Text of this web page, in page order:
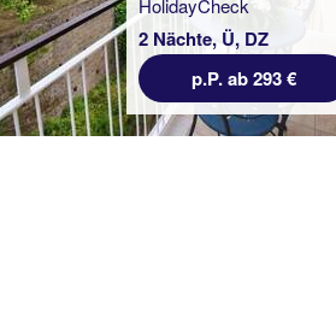
2 Nächte, Ü, DZ
p.P. ab 293 €
2 Nächte, ÜF, XX
p.P. ab 300 €